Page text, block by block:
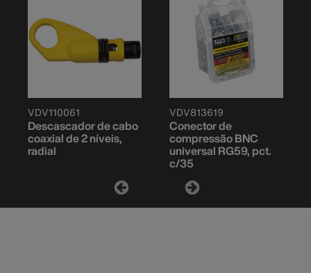
VDV110061
Descascador de cabo
coaxial de 2 níveis,
radial
VDV813619
Conector de
compressão BNC
universal RG59, pct.
c/35